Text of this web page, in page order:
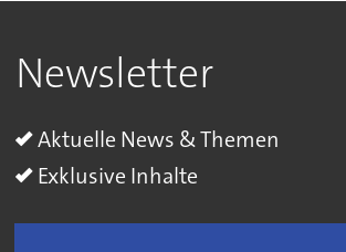
Newsletter
Aktuelle News & Themen
Exklusive Inhalte